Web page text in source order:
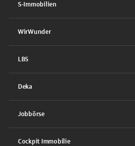
S-Immobilien
WirWunder
LBS
Deka
Jobbörse
Cockpit Immobilie